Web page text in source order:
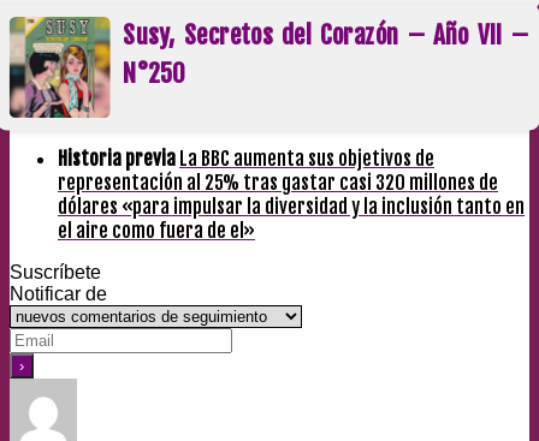
Susy, Secretos del Corazón – Año VII –
N°250
Historia previa La BBC aumenta sus objetivos de
representación al 25% tras gastar casi 320 millones de
dólares «para impulsar la diversidad y la inclusión tanto en
el aire como fuera de el»
Suscríbete
Notificar de